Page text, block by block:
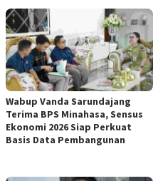
Wabup Vanda Sarundajang
Terima BPS Minahasa, Sensus
Ekonomi 2026 Siap Perkuat
Basis Data Pembangunan